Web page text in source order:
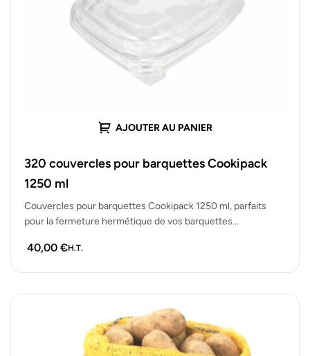
AJOUTER AU PANIER
320 couvercles pour barquettes Cookipack
1250 ml
Couvercles pour barquettes Cookipack 1250 ml, parfaits
pour la fermeture hermétique de vos barquettes
40,00 €H.T.